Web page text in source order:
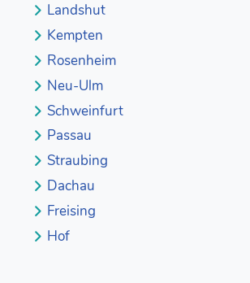
Landshut
Kempten
Rosenheim
Neu-Ulm
Schweinfurt
Passau
Straubing
Dachau
Freising
Hof